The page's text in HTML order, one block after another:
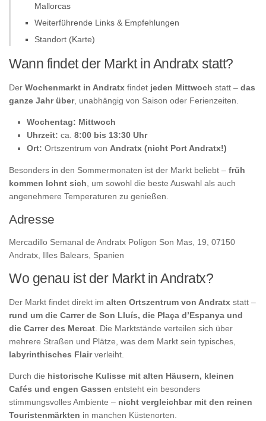
Mallorcas
Weiterführende Links & Empfehlungen
Standort (Karte)
Wann findet der Markt in Andratx statt?
Der Wochenmarkt in Andratx findet jeden Mittwoch statt – das
ganze Jahr über, unabhängig von Saison oder Ferienzeiten.
Wochentag: Mittwoch
Uhrzeit: ca. 8:00 bis 13:30 Uhr
Ort: Ortszentrum von Andratx (nicht Port Andratx!)
Besonders in den Sommermonaten ist der Markt beliebt – früh
kommen lohnt sich , um sowohl die beste Auswahl als auch
angenehmere Temperaturen zu genießen.
Adresse
Mercadillo Semanal de Andratx Polígon Son Mas, 19, 07150
Andratx, Illes Balears, Spanien
Wo genau ist der Markt in Andratx?
Der Markt findet direkt im alten Ortszentrum von Andratx statt –
rund um die Carrer de Son Lluís, die Plaça d’Espanya und
die Carrer des Mercat . Die Marktstände verteilen sich über
mehrere Straßen und Plätze, was dem Markt sein typisches,
labyrinthisches Flairverleiht.
Durch die historische Kulisse mit alten Häusern, kleinen
Cafés und engen Gassen entsteht ein besonders
stimmungsvolles Ambiente – nicht vergleichbar mit den reinen
Touristenmärkten in manchen Küstenorten.